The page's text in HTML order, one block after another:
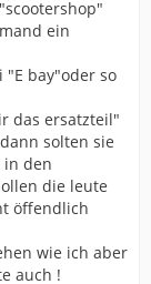
ein
bay"oder so
das ersatzteil"
solten sie
den
die leute
öffendlich
wie ich aber
auch !